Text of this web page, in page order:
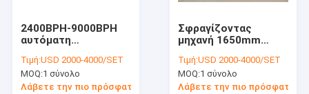
2400BPH-9000BPH
αυτόματη
μηχανή φύλλων
αλουμινίου
επαγωγής μηχανών
Τιμή:USD 2000-4000/SET
MOQ:1 σύνολο
Λάβετε την πιο πρόσφατη τιμή
Σφραγίζοντας
μηχανή 1650mm
αλουμινίου
αλουμινίου cOem
σφραγίζοντας
Τιμή:USD 2000-4000/SET
MOQ:1 σύνολο
Λάβετε την πιο πρόσφατη